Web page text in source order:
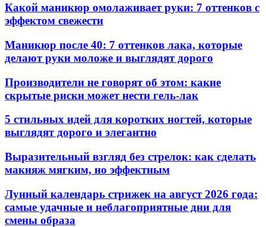
Какой маникюр омолаживает руки: 7 оттенков с
эффектом свежести
Маникюр после 40: 7 оттенков лака, которые
делают руки моложе и выглядят дорого
Производители не говорят об этом: какие
скрытые риски может нести гель-лак
5 стильных идей для коротких ногтей, которые
выглядят дорого и элегантно
Выразительный взгляд без стрелок: как сделать
макияж мягким, но эффектным
Лунный календарь стрижек на август 2026 года:
самые удачные и неблагоприятные дни для
смены образа